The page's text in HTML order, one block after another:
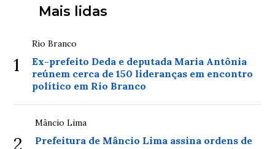
Mais lidas
1
Rio Branco
Ex-prefeito Deda e deputada Maria Antônia
reúnem cerca de 150 lideranças em encontro
político em Rio Branco
2
Mâncio Lima
Prefeitura de Mâncio Lima assina ordens de